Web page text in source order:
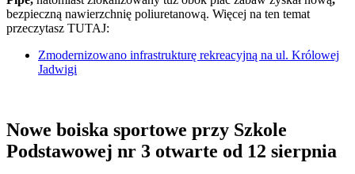
bezpieczną nawierzchnię poliuretanową. Więcej na ten temat
przeczytasz TUTAJ:
Zmodernizowano infrastrukturę rekreacyjną na ul. Królowej
Jadwigi
Nowe boiska sportowe przy Szkole
Podstawowej nr 3 otwarte od 12 sierpnia